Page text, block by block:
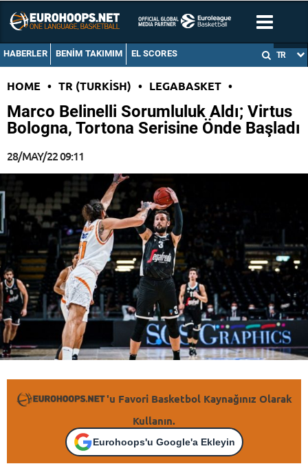
HABERLER BENIM TAKIMIM EL SCORES TR
HOME • TR (TURKISH) • LEGABASKET •
Marco Belinelli Sorumluluk Aldı; Virtus
Bologna, Tortona Serisine Önde Başladı
28/MAY/22 09:11
'u Favori Basketbol Kaynağınız Olarak
Kullanın.
Eurohoops'u Google'a Ekleyin